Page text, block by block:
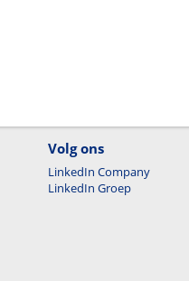
Volg ons
LinkedIn Company
LinkedIn Groep